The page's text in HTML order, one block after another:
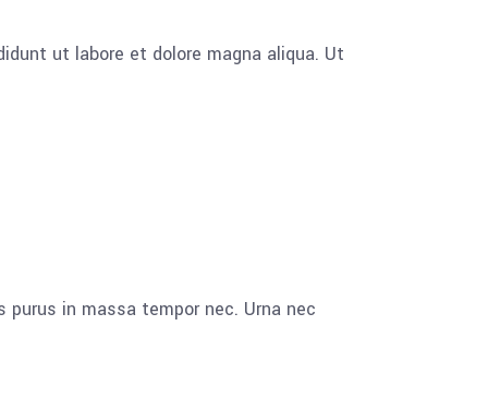
ut labore et dolore magna aliqua. Ut
in massa tempor nec. Urna nec